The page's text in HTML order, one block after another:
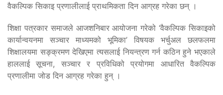
वैकल्पिक सिकाइ प्रणालीलाई प्राथमिकता दिन आग्रह गरेका छन् ।
शिक्षा पत्रकार समाजले आजशनिबार आयोजना गरेको ‘वैकल्पिक सिकाइको
कार्यान्वयनमा सञ्चार माध्यमको भूमिका’ विषयक भर्चुअल छलफलमा
शिक्षालयमा सङ्क्रमण देखिएमा त्यसलाई नियन्त्रण गर्न कठिन हुने भएकाले
हाललाई सूचना, सञ्चार र प्रविधिको प्रयोगमा आधारित वैकल्पिक
प्रणालीमा जोड दिन आग्रह गरेका हुन् ।